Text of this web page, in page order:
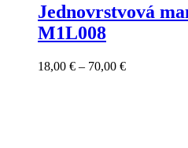
Jednovrstvová
M1L008
18,00 € – 70,00 €Price